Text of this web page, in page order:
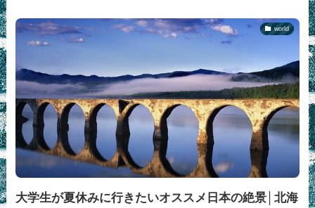
world
大学生が夏休みに行きたいオススメ日本の絶景│北海